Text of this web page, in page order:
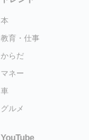
本
教育・仕事
からだ
マネー
車
グルメ
YouTube